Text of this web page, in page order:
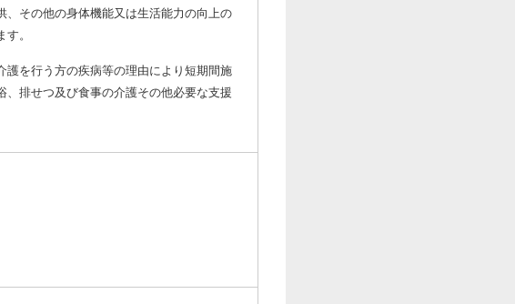
、その他の身体機能又は生活能力の向上の
。
護を行う方の疾病等の理由により短期間施
、排せつ及び食事の介護その他必要な支援